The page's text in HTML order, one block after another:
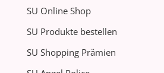
SU Online Shop
SU Produkte bestellen
SU Shopping Prämien